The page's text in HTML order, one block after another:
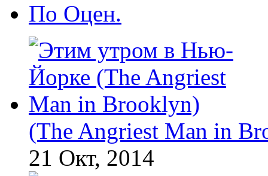
По Оцен.
(The Angriest Man in
21 Окт, 2014